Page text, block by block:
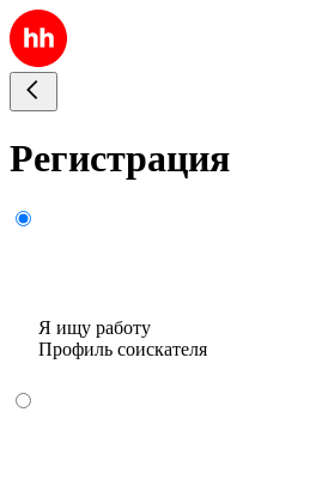
Регистрация
Я ищу работу
Профиль соискателя